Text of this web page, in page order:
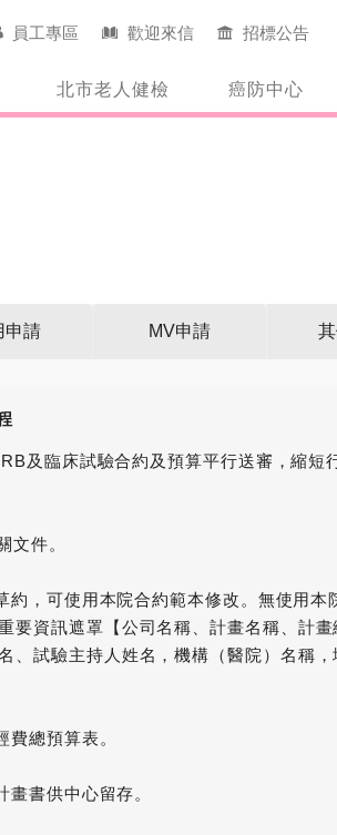
員工專區 歡迎來信 招標公告
北市老人健檢 癌防中心
申請 MV申請
及臨床試驗合約及預算平行送審，縮短
文件。
約，可使用本院合約範本修改。無使用本
要資訊遮罩【公司名稱、計畫名稱、計畫
、試驗主持人姓名，機構（醫院）名稱，
費總預算表。
畫書供中心留存。